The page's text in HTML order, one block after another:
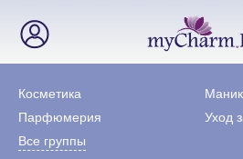
Косметика
Парфюмерия
Уход
Все группы